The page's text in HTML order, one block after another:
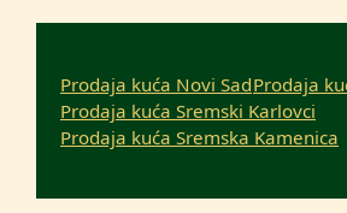
Prodaja kuća Novi SadProdaja
Prodaja kuća Sremski Karlovci
Prodaja kuća Sremska Kamenica